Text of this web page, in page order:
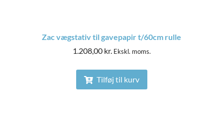
Zac vægstativ til gavepapir t/60cm rulle
1.208,00 kr. Ekskl. moms.
Tilføj til kurv